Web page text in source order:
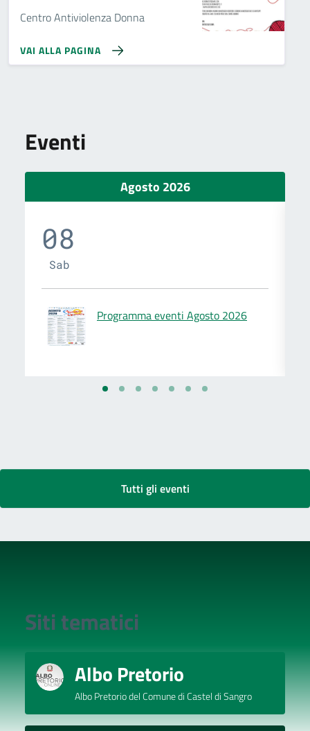
Centro Antiviolenza Donna
VAI ALLA PAGINA
Eventi
Agosto 2026
08
Sab
Programma eventi Agosto 2026
Tutti gli eventi
Siti tematici
Albo Pretorio
Albo Pretorio del Comune di Castel di Sangro